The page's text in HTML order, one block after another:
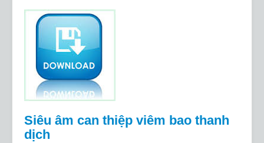
Siêu âm can thiệp viêm bao thanh
dịch